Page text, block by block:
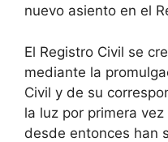
nuevo asiento en el
El Registro Civil se
mediante la
Civil y de su
la luz por primera
desde entonces han